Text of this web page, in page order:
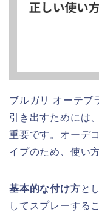
ブルガリ オーテブ
引き出すためには
重要です。オーデ
イプのため、使い
基本的な付け方と
してスプレーする